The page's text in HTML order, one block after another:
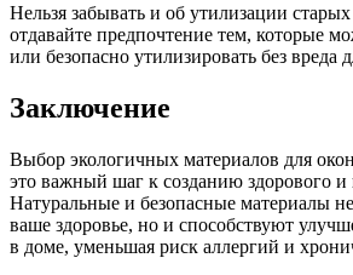
Нельзя забывать и об утилизации
отдавайте предпочтение тем, которые
или безопасно утилизировать без вреда
Заключение
Выбор экологичных материалов для
это важный шаг к созданию здорового
Натуральные и безопасные материалы
ваше здоровье, но и способствуют
в доме, уменьшая риск аллергий и